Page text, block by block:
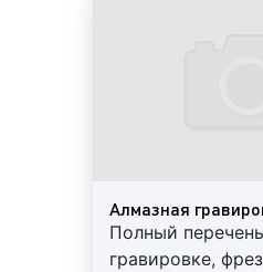
Гравировка. Пример 1
Алмазная
Полный
гравировке,